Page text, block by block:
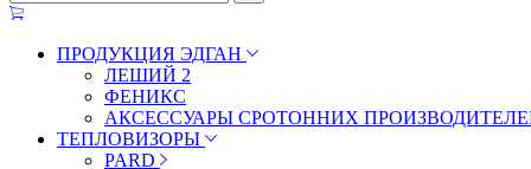
ПРОДУКЦИЯ ЭДГАН
ЛЕШИЙ 2
ФЕНИКС
АКСЕССУАРЫ СРОТОННИХ
ТЕПЛОВИЗОРЫ
PARD